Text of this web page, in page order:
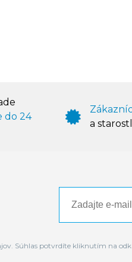
do 24
a
Súhlas potvrdíte kliknutím na